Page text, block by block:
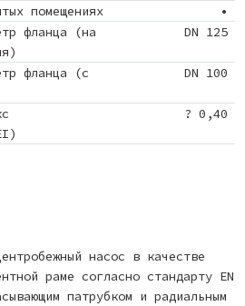
помещениях
•
фланца (на
DN 125
фланца (с
DN 100
? 0,40
насос в качестве
раме согласно стандарту EN
патрубком и радиальным